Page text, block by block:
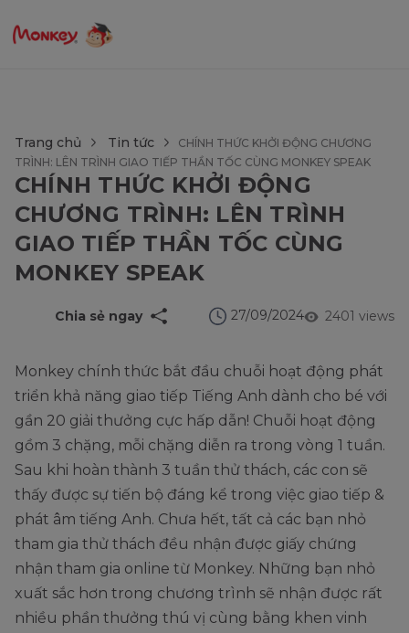
Trang chủ Tin tức
CHÍNH THỨC KHỞI ĐỘNG CHƯƠNG
TRÌNH: LÊN TRÌNH GIAO TIẾP THẦN TỐC CÙNG MONKEY SPEAK
CHÍNH THỨC KHỞI ĐỘNG
CHƯƠNG TRÌNH: LÊN TRÌNH
GIAO TIẾP THẦN TỐC CÙNG
MONKEY SPEAK
2401 views
27/09/2024
Chia sẻ ngay
Monkey chính thức bắt đầu chuỗi hoạt động phát
triển khả năng giao tiếp Tiếng Anh dành cho bé với
gần 20 giải thưởng cực hấp dẫn! Chuỗi hoạt động
gồm 3 chặng, mỗi chặng diễn ra trong vòng 1 tuần.
Sau khi hoàn thành 3 tuần thử thách, các con sẽ
thấy được sự tiến bộ đáng kể trong việc giao tiếp &
phát âm tiếng Anh. Chưa hết, tất cả các bạn nhỏ
tham gia thử thách đều nhận được giấy chứng
nhận tham gia online từ Monkey. Những bạn nhỏ
xuất sắc hơn trong chương trình sẽ nhận được rất
nhiều phần thưởng thú vị cùng bằng khen vinh